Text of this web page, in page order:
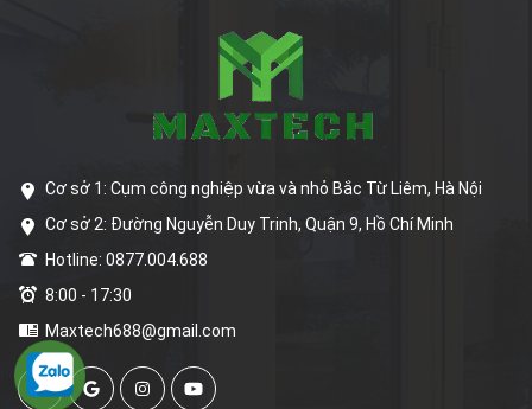
Cơ sở 1: Cụm công nghiệp vừa và nhỏ Bắc Từ Liêm, Hà Nội
Cơ sở 2: Đường Nguyễn Duy Trinh, Quận 9, Hồ Chí Minh
Hotline: 0877.004.688
8:00 - 17:30
Maxtech688@gmail.com